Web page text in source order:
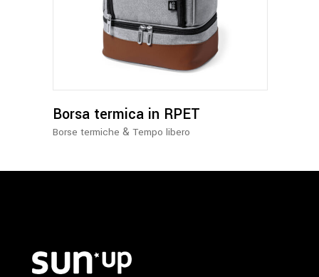
Borsa termica in RPET
Borse termiche & Tempo libero